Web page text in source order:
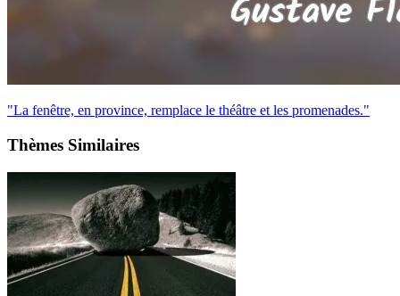
"La fenêtre, en province, remplace le théâtre et les promenades."
Thèmes Similaires